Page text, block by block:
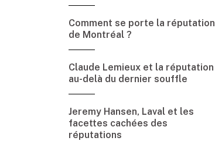
Comment se porte la réputation
de Montréal ?
Claude Lemieux et la réputation
au-delà du dernier souffle
Jeremy Hansen, Laval et les
facettes cachées des
réputations